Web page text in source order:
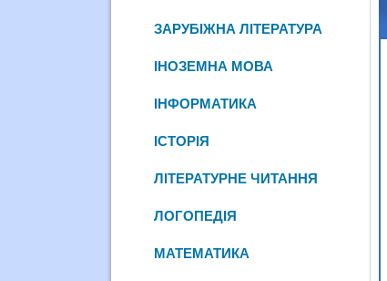
ЗАРУБІЖНА ЛІТЕРАТУРА
ІНОЗЕМНА МОВА
ІНФОРМАТИКА
ІСТОРІЯ
ЛІТЕРАТУРНЕ ЧИТАННЯ
ЛОГОПЕДІЯ
МАТЕМАТИКА